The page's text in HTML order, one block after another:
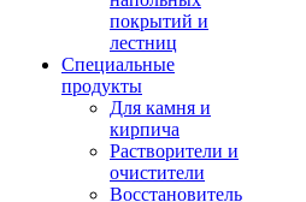
покрытий и
лестниц
Специальные
продукты
Для камня и
кирпича
Растворители и
очистители
Восстановитель